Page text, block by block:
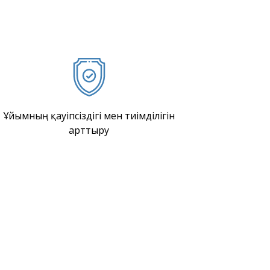
Ұйымның қауіпсіздігі мен тиімділігін
арттыру